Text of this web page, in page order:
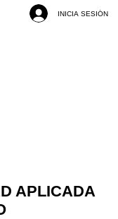
INICIA SESIÓN
APLICADA